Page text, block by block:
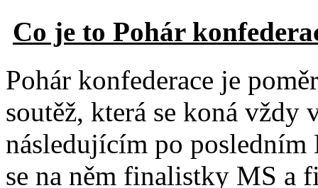
Co je to Pohár
Pohár konfederace je
soutěž, která se koná vždy
následujícím po
se na něm finalistky MS a